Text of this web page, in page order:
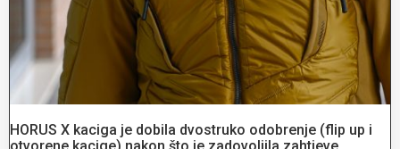
HORUS X kaciga je dobila dvostruko odobrenje (flip up i
otvorene kacige) nakon što je zadovoljila zahtjeve